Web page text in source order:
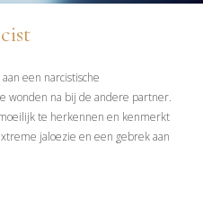
een narcistische
wonden na bij de andere partner.
te herkennen en kenmerkt
jaloezie en een gebrek aan